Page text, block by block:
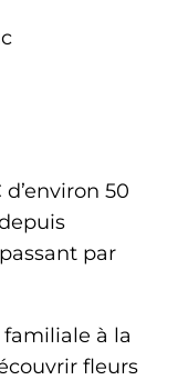
d’environ 50
par
à la
fleurs